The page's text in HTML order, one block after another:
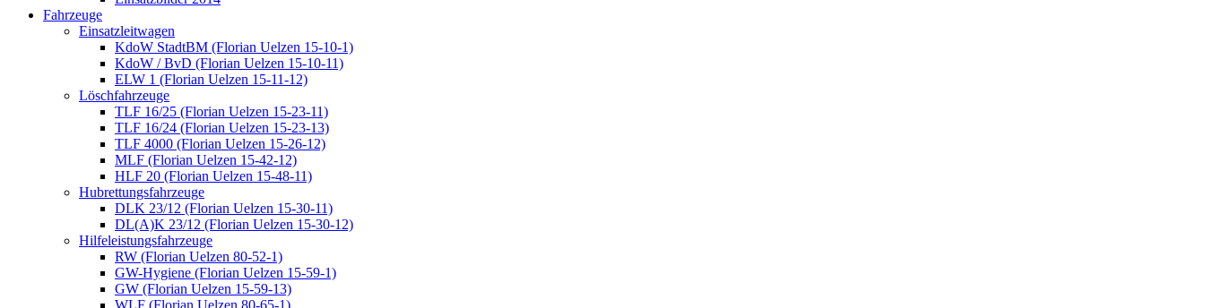
Fahrzeuge
Einsatzleitwagen
KdoW StadtBM (Florian Uelzen 15-10-1)
KdoW / BvD (Florian Uelzen 15-10-11)
ELW 1 (Florian Uelzen 15-11-12)
Löschfahrzeuge
TLF 16/25 (Florian Uelzen 15-23-11)
TLF 16/24 (Florian Uelzen 15-23-13)
TLF 4000 (Florian Uelzen 15-26-12)
MLF (Florian Uelzen 15-42-12)
HLF 20 (Florian Uelzen 15-48-11)
Hubrettungsfahrzeuge
DLK 23/12 (Florian Uelzen 15-30-11)
DL(A)K 23/12 (Florian Uelzen 15-30-12)
Hilfeleistungsfahrzeuge
RW (Florian Uelzen 80-52-1)
GW-Hygiene (Florian Uelzen 15-59-1)
GW (Florian Uelzen 15-59-13)
WLF (Florian Uelzen 80-65-1)